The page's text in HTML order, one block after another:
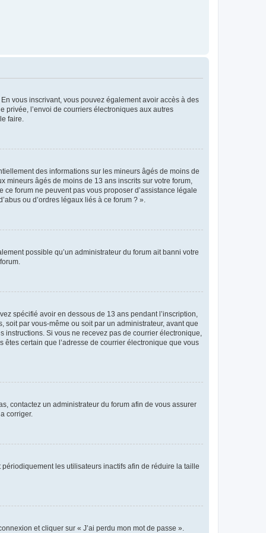
vous inscrivant, vous pouvez également avoir accès à des
privée, l’envoi de courriers électroniques aux autres
faire.
des informations sur les mineurs âgés de moins de
mineurs âgés de moins de 13 ans inscrits sur votre forum,
forum ne peuvent pas vous proposer d’assistance légale
ou d’ordres légaux liés à ce forum ? ».
possible qu’un administrateur du forum ait banni votre
spécifié avoir en dessous de 13 ans pendant l’inscription,
par vous-même ou soit par un administrateur, avant que
Si vous ne recevez pas de courrier électronique,
certain que l’adresse de courrier électronique que vous
contactez un administrateur du forum afin de vous assurer
corriger.
les utilisateurs inactifs afin de réduire la taille
et cliquer sur « J’ai perdu mon mot de passe ».